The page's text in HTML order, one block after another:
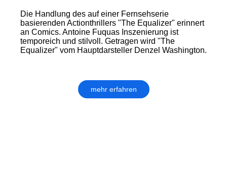
Die Handlung des auf einer Fernsehserie
basierenden Actionthrillers "The Equalizer" erinnert
an Comics. Antoine Fuquas Inszenierung ist
temporeich und stilvoll. Getragen wird "The
Equalizer" vom Hauptdarsteller Denzel Washington.
mehr erfahren